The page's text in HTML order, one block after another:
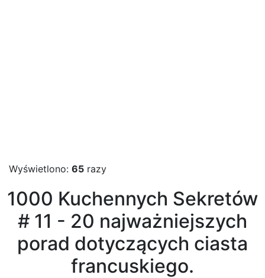
Wyświetlono: 65 razy
1000 Kuchennych Sekretów
# 11 - 20 najważniejszych
porad dotyczących ciasta
francuskiego.